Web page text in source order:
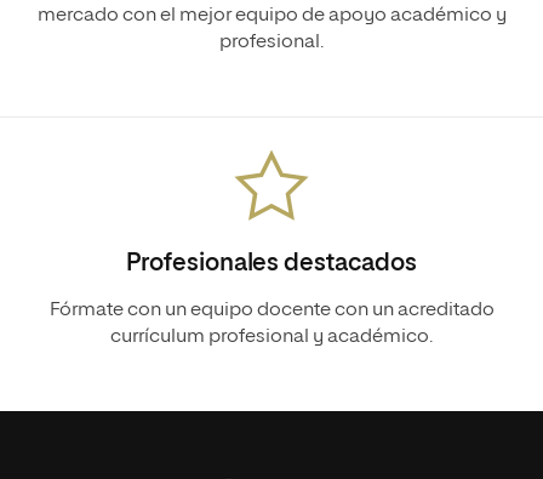
mercado con el mejor equipo de apoyo académico y
profesional.
Profesionales destacados
Fórmate con un equipo docente con un acreditado
currículum profesional y académico.